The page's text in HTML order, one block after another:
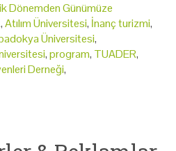
Dönemden Günümüze
,Atılım Üniversitesi, İnanç turizmi,
Üniversitesi,
,program, TUADER,
Derneği,